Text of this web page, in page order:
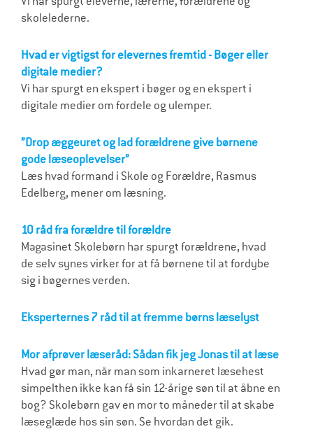
skolelederne.
Hvad er vigtigst for elevernes fremtid - Bøger eller
digitale medier?
Vi har spurgt en ekspert i bøger og en ekspert i
digitale medier om fordele og ulemper.
”Drop æggeuret og lad forældrene give børnene
gode læseoplevelser”
Læs hvad formand i Skole og Forældre, Rasmus
Edelberg, mener om læsning.
10 råd fra forældre til forældre
Magasinet Skolebørn har spurgt forældrene, hvad
de selv synes virker for at få børnene til at fordybe
sig i bøgernes verden.
Eksperternes 7 råd til at fremme børns læselyst
Mor afprøver læseråd: Sådan fik jeg Jonas til at læse
Hvad gør man, når man som inkarneret læsehest
simpelthen ikke kan få sin 12-årige søn til at åbne en
bog? Skolebørn gav en mor to måneder til at skabe
læseglæde hos sin søn. Se hvordan det gik.